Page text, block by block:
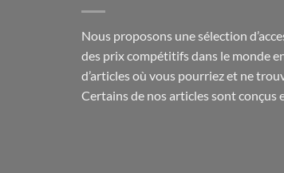
Nous proposons une sélection
des prix compétitifs dans le monde
d’articles où vous pourriez et ne
Certains de nos articles sont conçus